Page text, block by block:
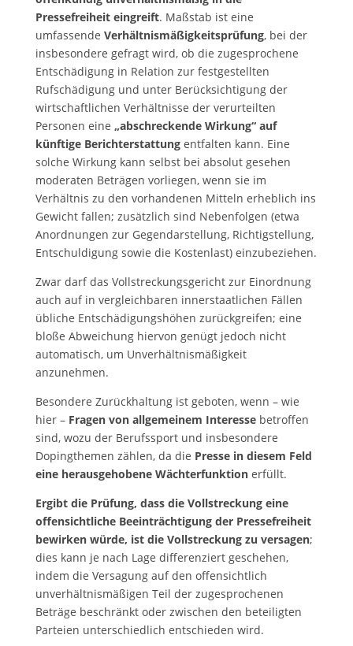
Pressefreiheit eingreift. Maßstab ist eine
umfassende Verhältnismäßigkeitsprüfung, bei der
insbesondere gefragt wird, ob die zugesprochene
Entschädigung in Relation zur festgestellten
Rufschädigung und unter Berücksichtigung der
wirtschaftlichen Verhältnisse der verurteilten
Personen eine „abschreckende Wirkung“ auf
künftige Berichterstattungentfalten kann. Eine
solche Wirkung kann selbst bei absolut gesehen
moderaten Beträgen vorliegen, wenn sie im
Verhältnis zu den vorhandenen Mitteln erheblich ins
Gewicht fallen; zusätzlich sind Nebenfolgen (etwa
Anordnungen zur Gegendarstellung, Richtigstellung,
Entschuldigung sowie die Kostenlast) einzubeziehen.
Zwar darf das Vollstreckungsgericht zur Einordnung
auch auf in vergleichbaren innerstaatlichen Fällen
übliche Entschädigungshöhen zurückgreifen; eine
bloße Abweichung hiervon genügt jedoch nicht
automatisch, um Unverhältnismäßigkeit
anzunehmen.
Besondere Zurückhaltung ist geboten, wenn – wie
hier – Fragen von allgemeinem Interessebetroffen
sind, wozu der Berufssport und insbesondere
Dopingthemen zählen, da die Presse in diesem Feld
eine herausgehobene Wächterfunktionerfüllt.
Ergibt die Prüfung, dass die Vollstreckung eine
offensichtliche Beeinträchtigung der Pressefreiheit
bewirken würde, ist die Vollstreckung zu versagen;
dies kann je nach Lage differenziert geschehen,
indem die Versagung auf den offensichtlich
unverhältnismäßigen Teil der zugesprochenen
Beträge beschränkt oder zwischen den beteiligten
Parteien unterschiedlich entschieden wird.